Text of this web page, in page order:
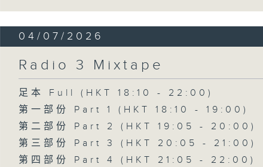
04/07/2026
Radio 3 Mixtape
足本 Full (HKT 18:10 - 22:00)
第一部份 Part 1 (HKT 18:10 - 19:00)
第二部份 Part 2 (HKT 19:05 - 20:00)
第三部份 Part 3 (HKT 20:05 - 21:00)
第四部份 Part 4 (HKT 21:05 - 22:00)